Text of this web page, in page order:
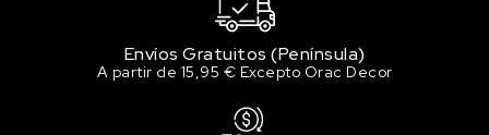
Envíos Gratuitos (Península)
A partir de 15,95 € Excepto Orac Decor